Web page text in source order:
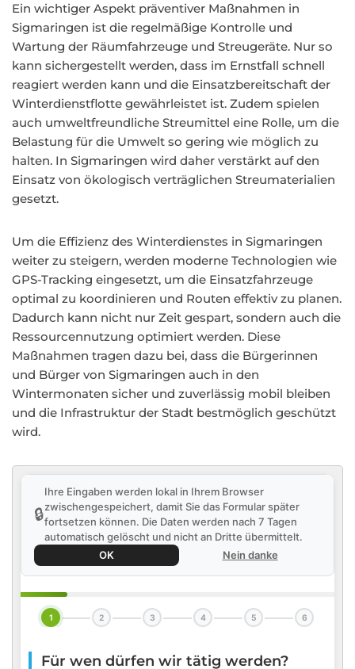
Ein wichtiger Aspekt präventiver Maßnahmen in
Sigmaringen ist die regelmäßige Kontrolle und
Wartung der Räumfahrzeuge und Streugeräte. Nur so
kann sichergestellt werden, dass im Ernstfall schnell
reagiert werden kann und die Einsatzbereitschaft der
Winterdienstflotte gewährleistet ist. Zudem spielen
auch umweltfreundliche Streumittel eine Rolle, um die
Belastung für die Umwelt so gering wie möglich zu
halten. In Sigmaringen wird daher verstärkt auf den
Einsatz von ökologisch verträglichen Streumaterialien
gesetzt.
Um die Effizienz des Winterdienstes in Sigmaringen
weiter zu steigern, werden moderne Technologien wie
GPS-Tracking eingesetzt, um die Einsatzfahrzeuge
optimal zu koordinieren und Routen effektiv zu planen.
Dadurch kann nicht nur Zeit gespart, sondern auch die
Ressourcennutzung optimiert werden. Diese
Maßnahmen tragen dazu bei, dass die Bürgerinnen
und Bürger von Sigmaringen auch in den
Wintermonaten sicher und zuverlässig mobil bleiben
und die Infrastruktur der Stadt bestmöglich geschützt
wird.
🔒
Ihre Eingaben werden lokal in Ihrem Browser
zwischengespeichert, damit Sie das Formular später
fortsetzen können. Die Daten werden nach 7 Tagen
automatisch gelöscht und nicht an Dritte übermittelt.
OK
Nein danke
1 2 3 4 5 6
Für wen dürfen wir tätig werden?